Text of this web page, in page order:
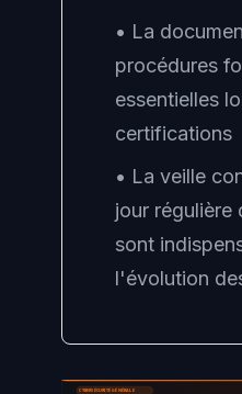
• La
procédures
essentielles
certifications
• La veille
jour régulière
sont
l'évolution
CYBERSÉCURITÉ GÉNÉRALE